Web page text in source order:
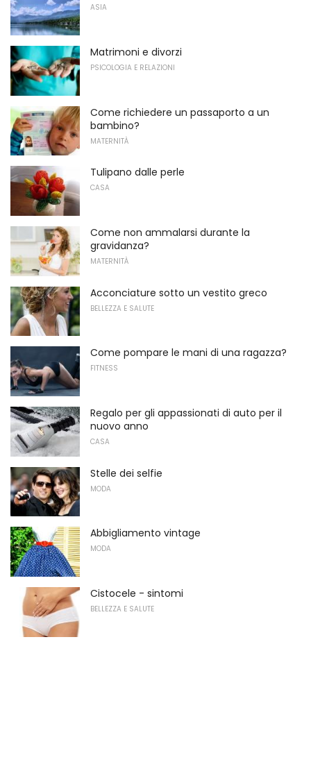
ASIA
Matrimoni e divorzi
PSICOLOGIA E RELAZIONI
Come richiedere un passaporto a un
bambino?
MATERNITÀ
Tulipano dalle perle
CASA
Come non ammalarsi durante la
gravidanza?
MATERNITÀ
Acconciature sotto un vestito greco
BELLEZZA E SALUTE
Come pompare le mani di una ragazza?
FITNESS
Regalo per gli appassionati di auto per il
nuovo anno
CASA
Stelle dei selfie
MODA
Abbigliamento vintage
MODA
Cistocele - sintomi
BELLEZZA E SALUTE